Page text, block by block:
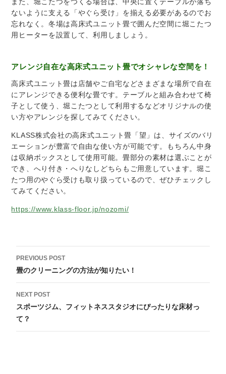
また、堀こたつをつくる場合は、中央に置くテーブルが落ち
ないように支える「やぐら受け」を揃える必要があるのでお
忘れなく。冬場は高床式ユニット畳で囲んだ空間に堀こたつ
用ヒーターを設置して、利用しましょう。
アレンジ自在な高床式ユニット畳でオシャレな空間を！
高床式ユニット畳は店舗やご自宅などさまざまな場所で自在
にアレンジできる便利な畳です。テーブルと組み合わせて椅
子として使う、堀こたつとして利用するなどオリジナルの使
い方やアレンジを探してみてください。
KLASS株式会社の高床式ユニット畳「望」は、サイズのバリ
エーションが豊富で自由な使い方が可能です。もちろん中身
は収納ボックスとして使用可能。畳部分の素材は選ぶことが
でき、へり付き・へりなしどちらもご用意しています。堀こ
たつ用のやぐら受けも取り扱っているので、ぜひチェックし
てみてください。
https://www.klass-floor.jp/nozomi/
navigation
PREVIOUS POST
畳のクリーニングの方法が知りたい！
NEXT POST
スポーツジム、フィットネススタジオにぴったりな床材っ
て？